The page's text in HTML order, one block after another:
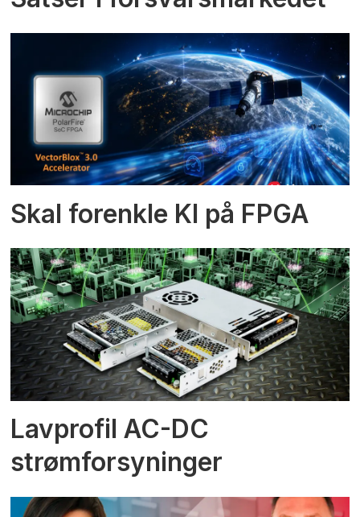
Skal forenkle KI på FPGA
Lavprofil AC-DC
strømforsyninger